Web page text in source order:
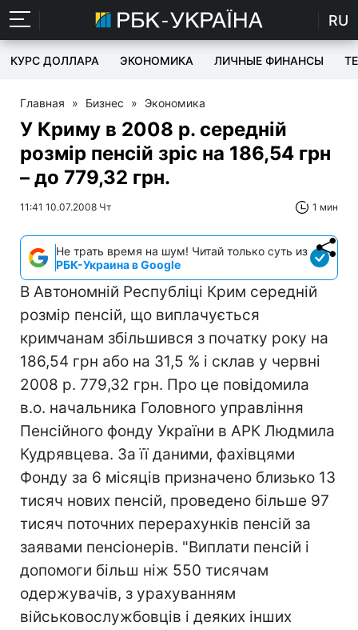
RU
КУРС ДОЛЛАРА ЭКОНОМИКА ЛИЧНЫЕ ФИНАНСЫ
Главная » Бизнес » Экономика
У Криму в 2008 р. середній
розмір пенсій зріс на 186,54 грн
– до 779,32 грн.
11:41 10.07.2008 Чт 1 мин
Не трать время на шум! Читай только суть из
РБК-Украина в Google
В Автономній Республіці Крим середній
розмір пенсій, що виплачується
кримчанам збільшився з початку року на
186,54 грн або на 31,5 % і склав у червні
2008 р. 779,32 грн. Про це повідомила
в.о. начальника Головного управління
Пенсійного фонду України в АРК Людмила
Кудрявцева. За її даними, фахівцями
Фонду за 6 місяців призначено близько 13
тисяч нових пенсій, проведено більше 97
тисяч поточних перерахунків пенсій за
заявами пенсіонерів. "Виплати пенсій і
допомоги більш ніж 550 тисячам
одержувачів, з урахуванням
військовослужбовців і деяких інших